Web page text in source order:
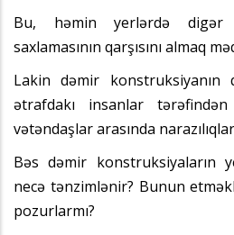
Bu, həmin yerlərdə digər
saxlamasının qarşısını almaq
Lakin dəmir konstruksiyanın
ətrafdakı insanlar tərəfindən
vətəndaşlar arasında
Bəs dəmir konstruksiyaların
necə tənzimlənir? Bunun
pozurlarmı?